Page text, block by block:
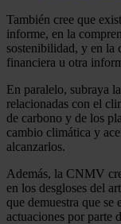
También cree que
informe, en la
sostenibilidad, y en la
financiera u otra
En paralelo, subraya
relacionadas con el
de carbono y de los
cambio climática y
alcanzarlos.
Además, la CNMV
en los desgloses del
que demuestra que se
actuaciones por parte